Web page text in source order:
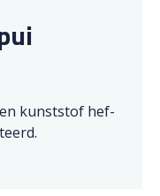
kunststof hef-